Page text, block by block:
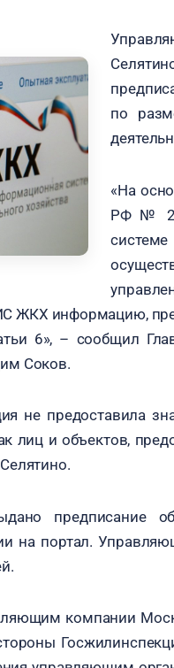
по
«На
РФ №
ЖКХ информацию,
6», – сообщил
Соков.
не предоставила
лиц и объектов,
предписание
на портал.
компании